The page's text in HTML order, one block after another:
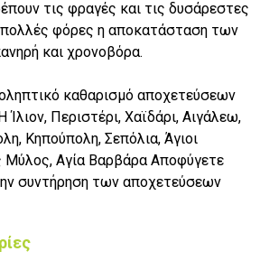
τις φραγές και τις δυσάρεστες
πολλές φόρες η αποκατάσταση των
και χρονοβόρα.
καθαρισμό αποχετεύσεων
Περιστέρι, Χαϊδάρι, Αιγάλεω,
Κηπούπολη, Σεπόλια, Άγιοι
Μύλος, Αγία Βαρβάρα Αποφύγετε
συντήρηση των αποχετεύσεων